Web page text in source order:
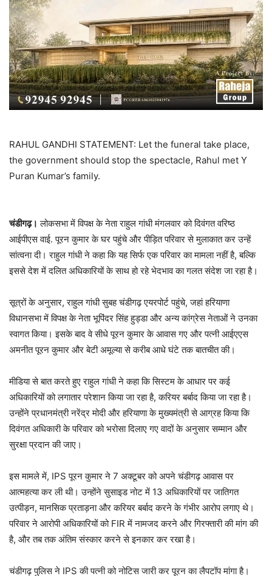
RAHUL GANDHI STATEMENT: Let the funeral take place,
the government should stop the spectacle, Rahul met Y
Puran Kumar’s family.
चंडीगढ़। लोकसभा में विपक्ष के नेता राहुल गांधी मंगलवार को दिवंगत वरिष्ठ
आईपीएस वाई. पूरन कुमार के घर पहुंचे और पीड़ित परिवार से मुलाकात कर उन्हें
सांत्वना दी। राहुल गांधी ने कहा कि यह सिर्फ एक परिवार का मामला नहीं है, बल्कि
इससे देश में दलित अधिकारियों के साथ हो रहे भेदभाव का गलत संदेश जा रहा है।
सूत्रों के अनुसार, राहुल गांधी सुबह चंडीगढ़ एयरपोर्ट पहुंचे, जहां हरियाणा
विधानसभा में विपक्ष के नेता भूपिंदर सिंह हुड्डा और अन्य कांग्रेस नेताओं ने उनका
स्वागत किया। इसके बाद वे सीधे पूरन कुमार के आवास गए और पत्नी आईएएस
अमनीत पूरन कुमार और बेटी अमूल्या से करीब आधे घंटे तक बातचीत की।
मीडिया से बात करते हुए राहुल गांधी ने कहा कि सिस्टम के आधार पर कई
अधिकारियों को लगातार परेशान किया जा रहा है, करियर बर्बाद किया जा रहा है।
उन्होंने प्रधानमंत्री नरेंद्र मोदी और हरियाणा के मुख्यमंत्री से आग्रह किया कि
दिवंगत अधिकारी के परिवार को भरोसा दिलाए गए वादों के अनुसार सम्मान और
सुरक्षा प्रदान की जाए।
इस मामले में, IPS पूरन कुमार ने 7 अक्टूबर को अपने चंडीगढ़ आवास पर
आत्महत्या कर ली थी। उन्होंने सुसाइड नोट में 13 अधिकारियों पर जातिगत
उत्पीड़न, मानसिक प्रताड़ना और करियर बर्बाद करने के गंभीर आरोप लगाए थे।
परिवार ने आरोपी अधिकारियों को FIR में नामजद करने और गिरफ्तारी की मांग की
है, और तब तक अंतिम संस्कार करने से इनकार कर रखा है।
चंडीगढ़ पुलिस ने IPS की पत्नी को नोटिस जारी कर पूरन का लैपटॉप मांगा है।